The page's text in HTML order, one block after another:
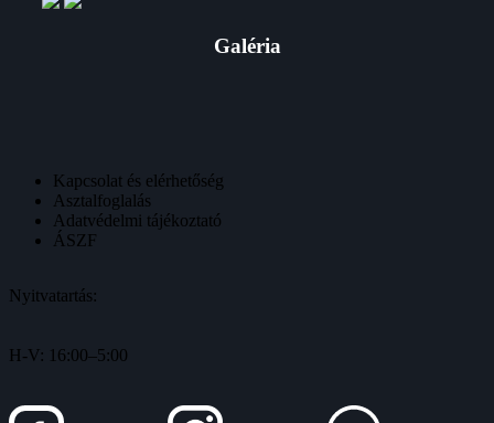
Galéria
Kapcsolat és elérhetőség
Asztalfoglalás
Adatvédelmi tájékoztató
ÁSZF
Nyitvatartás:
H-V: 16:00–5:00